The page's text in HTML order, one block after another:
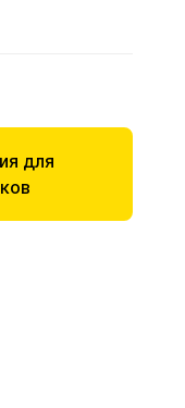
для